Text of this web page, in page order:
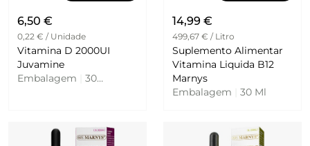
6,50 €
0,22 € / Unidade
Vitamina D 2000UI
Juvamine
Embalagem
30
14,99 €
499,67 € / Litro
Suplemento Alimentar
Vitamina Liquida B12
Marnys
Embalagem
30 Ml